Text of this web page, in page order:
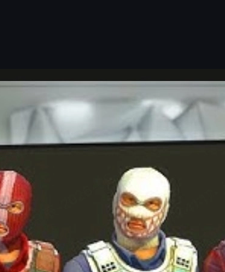
do seu personagem tanto no lado TR quanto
com comentários sobre cada grupo de agentes,
que combine com suas armas e seu estilo de